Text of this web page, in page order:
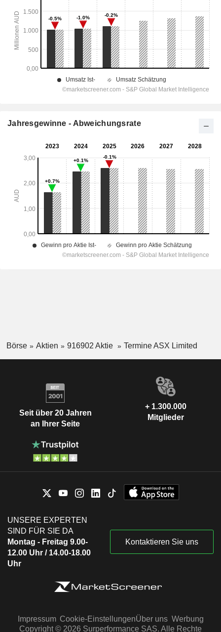
Jahresgewinne - Abweichungsrate
Börse Aktien 916902 Aktie Termine ASX Limited
Seit über 20 Jahren
an Ihrer Seite
+ 1.300.000
Mitglieder
UNSERE EXPERTEN
SIND FÜR SIE DA
Montag - Freitag 9.00-
12.00 Uhr / 14.00-18.00
Uhr
Kontaktieren Sie uns
Impressum Cookie-EinstellungenÜber uns Werbung
Copyright © 2026 Surperformance SAS. Alle Rechte